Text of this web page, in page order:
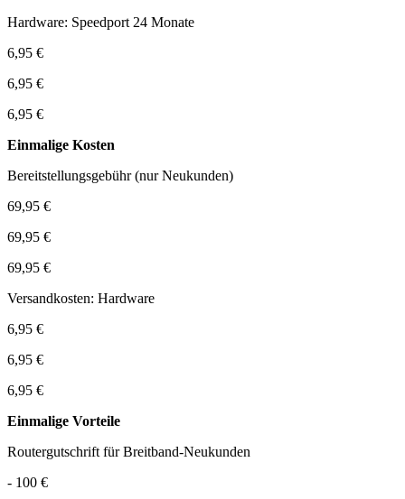
Hardware: Speedport 24 Monate
6,95 €
6,95 €
6,95 €
Einmalige Kosten
Bereitstellungsgebühr (nur Neukunden)
69,95 €
69,95 €
69,95 €
Versandkosten: Hardware
6,95 €
6,95 €
6,95 €
Einmalige Vorteile
Routergutschrift für Breitband-Neukunden
- 100 €